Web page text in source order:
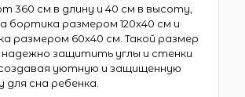
360 см в длину и 40 см в высоту,
бортика размером 120х40 см и
размером 60х40 см. Такой размер
защитить углы и стенки
уютную и защищенную
сна ребенка.